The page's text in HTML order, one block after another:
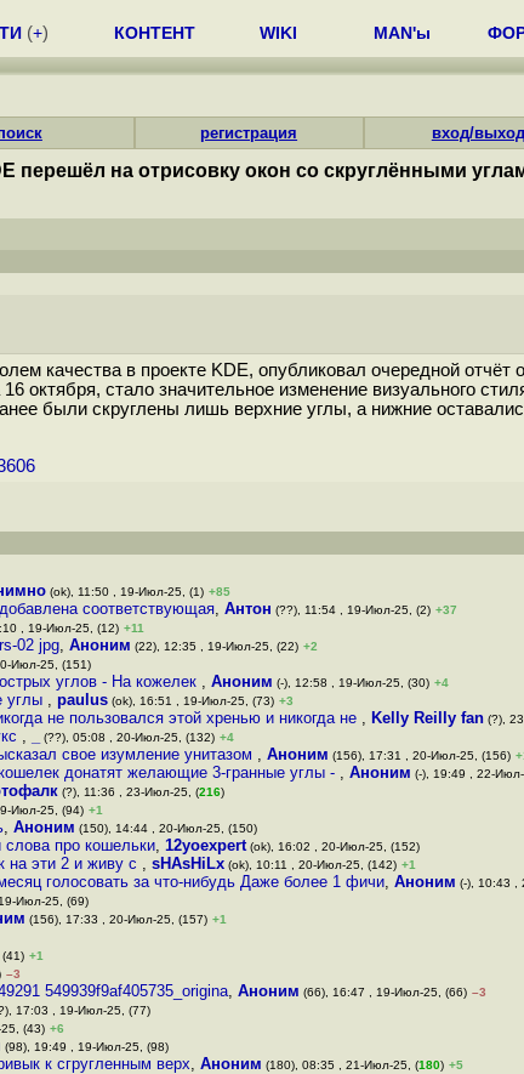
(+) КОНТЕНТ WIKI MAN'ы
регистрация вход/выход
перешёл на отрисовку окон со скруглёнными
качества в проекте KDE, опубликовал очередной
октября, стало значительное изменение визуального
были скруглены лишь верхние углы, а нижние
(ok), 11:50 , 19-Июл-25, (1) +85
соответствующая, Антон (??), 11:54 , 19-Июл-25, (2) +37
, 19-Июл-25, (12) +11
02 jpg, Аноним (22), 12:35 , 19-Июл-25, (22) +2
Июл-25, (151)
углов - На кожелек , Аноним (-), 12:58 , 19-Июл-25, (30) +4
углы , paulus (ok), 16:51 , 19-Июл-25, (73) +3
не пользовался этой хренью и никогда не , Kelly Reilly fan (?),
, (??), 05:08 , 20-Июл-25, (132) +4
свое изумление унитазом , Аноним (156), 17:31 , 20-Июл-25, (156)
донатят желающие 3-гранные углы - , Аноним (-), 19:49 , 22-
(?), 11:36 , 23-Июл-25, (216)
Июл-25, (94) +1
, Аноним (150), 14:44 , 20-Июл-25, (150)
про кошельки, 12yoexpert (ok), 16:02 , 20-Июл-25, (152)
на эти 2 и живу с , sHAsHiLx (ok), 10:11 , 20-Июл-25, (142) +1
голосовать за что-нибудь Даже более 1 фичи, Аноним (-), 10:43 ,
Июл-25, (69)
(156), 17:33 , 20-Июл-25, (157) +1
+1
–3
549939f9af405735_origina, Аноним (66), 16:47 , 19-Июл-25, (66) –3
17:03 , 19-Июл-25, (77)
(43) +6
(98), 19:49 , 19-Июл-25, (98)
к сгругленным верх, Аноним (180), 08:35 , 21-Июл-25, (180) +5